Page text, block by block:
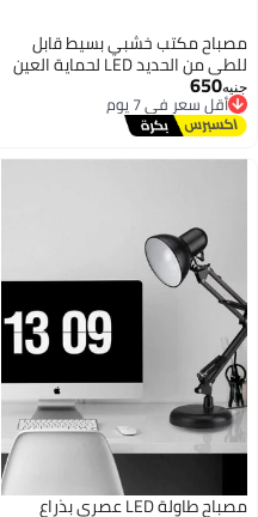
مصباح مكتب خشبي بسيط قابل
للطي من الحديد LED لحماية العين
ومصباح طاولة للقراءة لغرفة
المعيشة وغرفة النوم وديكور
المنزل (اللون: ابيض)
جنيه650
أقل سعر في 7 يوم
توصيل مجاني
أقل سعر في 7 يوم
مصباح طاولة LED عصري بذراع